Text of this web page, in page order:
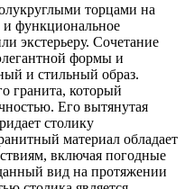
торцами на
функциональное
экстерьеру. Сочетание
формы и
и стильный образ.
гранита, который
Его вытянутая
столику
материал обладает
включая погодные
вид на протяжении